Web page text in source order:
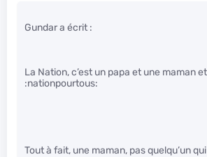
Gundar a écrit :
La Nation, c’est un papa et une maman
:nationpourtous:
Tout à fait, une maman, pas quelqu’un